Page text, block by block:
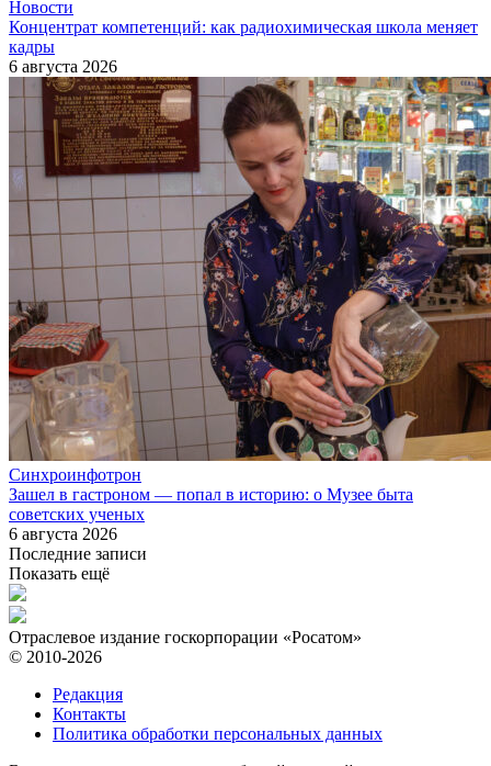
Новости
Концентрат компетенций: как радиохимическая школа меняет
кадры
6 августа 2026
Синхроинфотрон
Зашел в гастроном — попал в историю: о Музее быта
советских ученых
6 августа 2026
Последние записи
Показать ещё
Отраслевое издание госкорпорации «Росатом»
© 2010-2026
Редакция
Контакты
Политика обработки персональных данных